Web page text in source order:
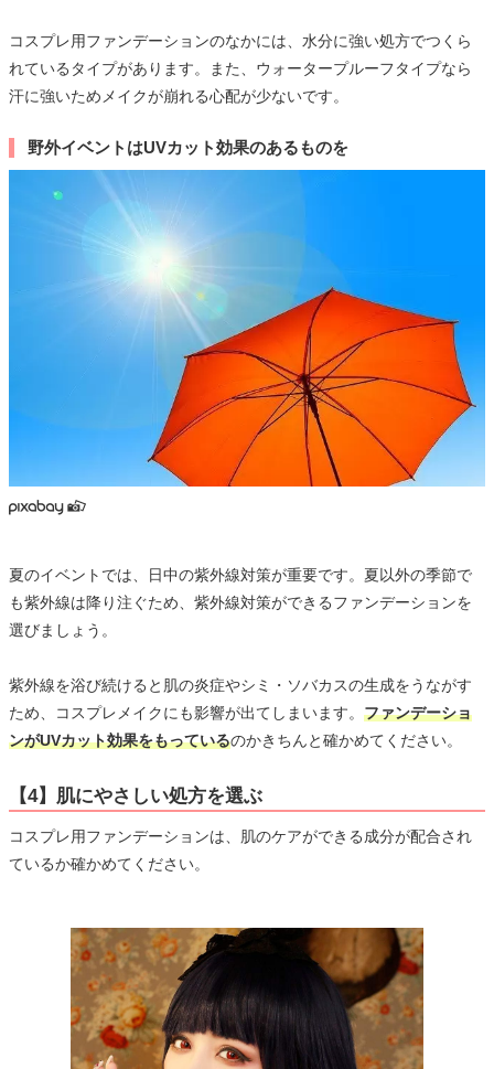
コスプレ用ファンデーションのなかには、水分に強い処方でつくら
れているタイプがあります。また、ウォータープルーフタイプなら
汗に強いためメイクが崩れる心配が少ないです。
野外イベントはUVカット効果のあるものを
夏のイベントでは、日中の紫外線対策が重要です。夏以外の季節で
も紫外線は降り注ぐため、紫外線対策ができるファンデーションを
選びましょう。
紫外線を浴び続けると肌の炎症やシミ・ソバカスの生成をうながす
ため、コスプレメイクにも影響が出てしまいます。 ファンデーショ
ンがUVカット効果をもっているのかきちんと確かめてください。
【4】肌にやさしい処方を選ぶ
コスプレ用ファンデーションは、肌のケアができる成分が配合され
ているか確かめてください。